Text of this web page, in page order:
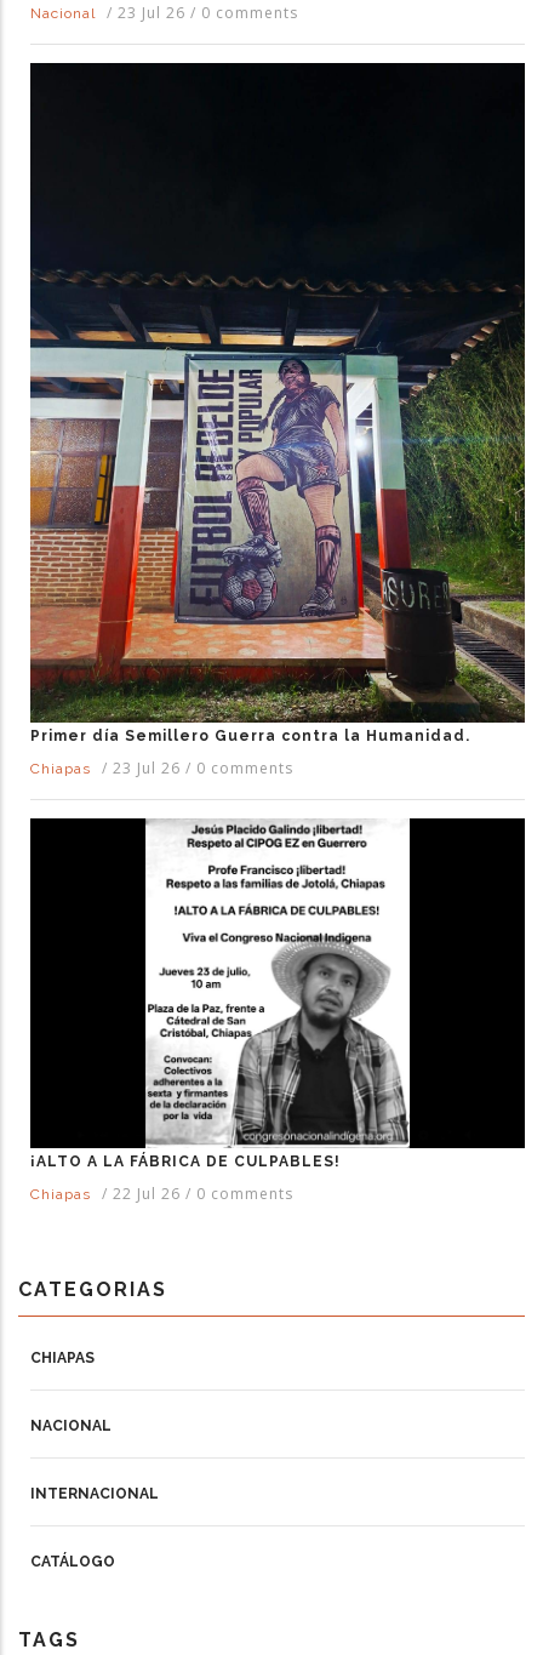
Nacional
/ 23 Jul 26 / 0 comments
Primer día Semillero Guerra contra la Humanidad.
Chiapas
/ 23 Jul 26 / 0 comments
¡ALTO A LA FÁBRICA DE CULPABLES!
Chiapas
/ 22 Jul 26 / 0 comments
CATEGORIAS
CHIAPAS
NACIONAL
INTERNACIONAL
CATÁLOGO
TAGS